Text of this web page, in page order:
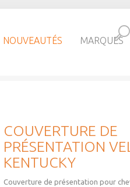
NOUVEAUTÉS MARQUES
COUVERTURE DE
PRÉSENTATION
KENTUCKY
Couverture de présentation pour